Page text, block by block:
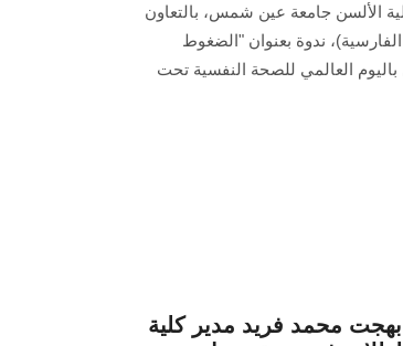
الألسن جامعة عين شمس، بالتعاون
ندوة بعنوان "الضغوط
باليوم العالمي للصحة النفسية تحت
بهجت محمد فريد مدير كلية